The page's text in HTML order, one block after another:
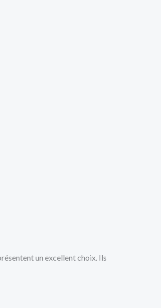
un excellent choix. Ils